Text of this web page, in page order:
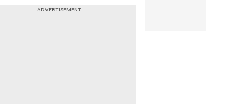
হানা! তল্লাশিতে চাঞ্চল্য